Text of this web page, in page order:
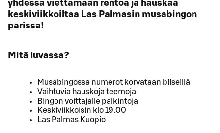
yhdessä viettämään rentoa ja hauskaa
keskiviikkoiltaa Las Palmasin musabingon
parissa!
Mitä luvassa?
Musabingossa numerot korvataan biiseillä
Vaihtuvia hauskoja teemoja
Bingon voittajalle palkintoja
Keskiviikkoisin klo 19.00
Las Palmas Kuopio